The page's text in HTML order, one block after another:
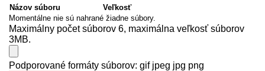
Názov súboru
Veľkosť
Momentálne nie sú nahrané žiadne súbory.
Maximálny počet súborov 6, maximálna veľkosť súborov
3MB.
Podporované formáty súborov: gif jpeg jpg png